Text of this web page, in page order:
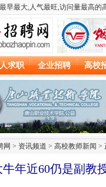
网 > 资讯频道 > 高校教师新闻 >
年近60仍是副教